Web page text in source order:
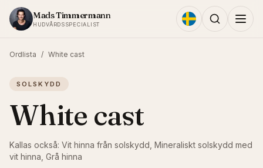
Hoppa till innehållet
Mads Timmermann
HUDVÅRDSSPECIALIST
Ordlista / White cast
SOLSKYDD
White cast
Kallas också: Vit hinna från solskydd, Mineraliskt solskydd med
vit hinna, Grå hinna